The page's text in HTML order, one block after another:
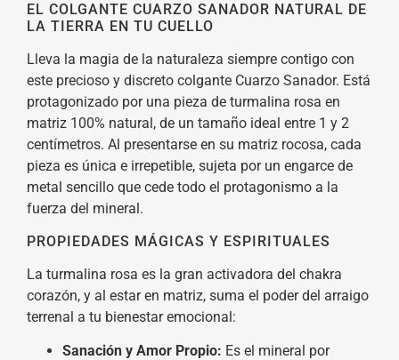
EL COLGANTE CUARZO SANADOR NATURAL DE
LA TIERRA EN TU CUELLO
Lleva la magia de la naturaleza siempre contigo con
este precioso y discreto colgante Cuarzo Sanador. Está
protagonizado por una pieza de turmalina rosa en
matriz 100% natural, de un tamaño ideal entre 1 y 2
centímetros. Al presentarse en su matriz rocosa, cada
pieza es única e irrepetible, sujeta por un engarce de
metal sencillo que cede todo el protagonismo a la
fuerza del mineral.
PROPIEDADES MÁGICAS Y ESPIRITUALES
La turmalina rosa es la gran activadora del chakra
corazón, y al estar en matriz, suma el poder del arraigo
terrenal a tu bienestar emocional:
Sanación y Amor Propio: Es el mineral por